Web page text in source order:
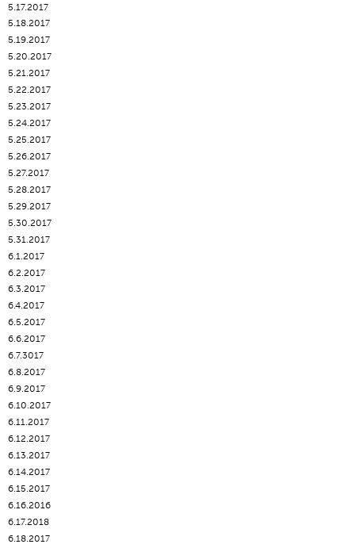
5.17.2017
5.18.2017
5.19.2017
5.20.2017
5.21.2017
5.22.2017
5.23.2017
5.24.2017
5.25.2017
5.26.2017
5.27.2017
5.28.2017
5.29.2017
5.30.2017
5.31.2017
6.1.2017
6.2.2017
6.3.2017
6.4.2017
6.5.2017
6.6.2017
6.7.3017
6.8.2017
6.9.2017
6.10.2017
6.11.2017
6.12.2017
6.13.2017
6.14.2017
6.15.2017
6.16.2016
6.17.2018
6.18.2017